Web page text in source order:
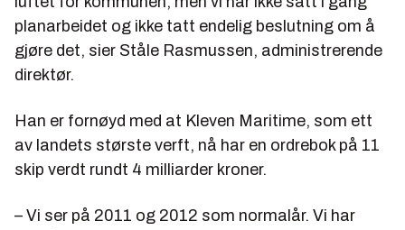
planarbeidet og ikke tatt endelig beslutning om å
gjøre det, sier Ståle Rasmussen, administrerende
direktør.
Han er fornøyd med at Kleven Maritime, som ett
av landets største verft, nå har en ordrebok på 11
skip verdt rundt 4 milliarder kroner.
– Vi ser på 2011 og 2012 som normalår. Vi har